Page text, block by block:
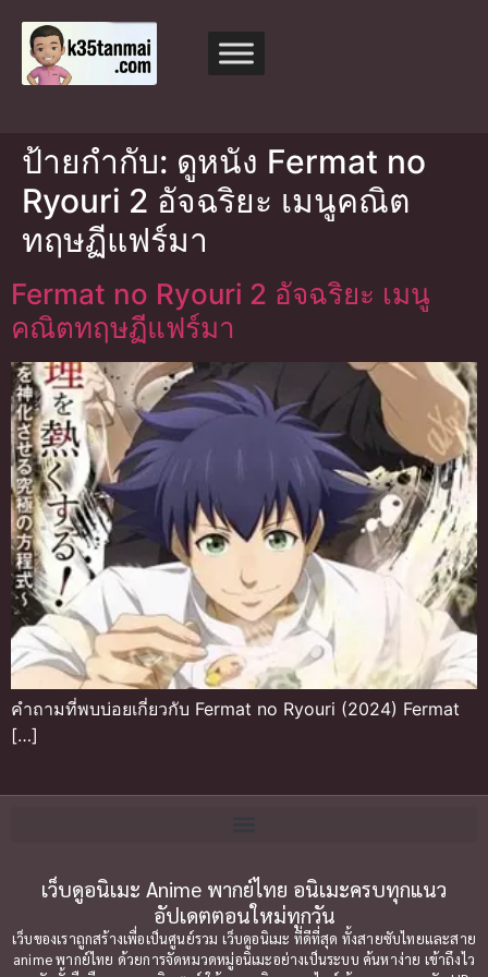
ป้ายกำกับ: ดูหนัง Fermat no
Ryouri 2 อัจฉริยะ เมนูคณิต
ทฤษฏีแฟร์มา
Fermat no Ryouri 2 อัจฉริยะ เมนู
คณิตทฤษฏีแฟร์มา
คำถามที่พบบ่อยเกี่ยวกับ Fermat no Ryouri (2024) Fermat
[…]
เว็บดูอนิเมะ Anime พากย์ไทย อนิเมะครบทุกแนว
อัปเดตตอนใหม่ทุกวัน
เว็บของเราถูกสร้างเพื่อเป็นศูนย์รวม เว็บดูอนิเมะ ที่ดีที่สุด ทั้งสายซับไทยและสาย
anime พากย์ไทย ด้วยการจัดหมวดหมู่อนิเมะอย่างเป็นระบบ ค้นหาง่าย เข้าถึงไว